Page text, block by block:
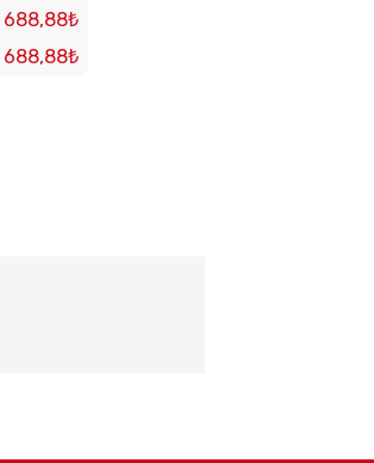
688,88₺
688,88₺